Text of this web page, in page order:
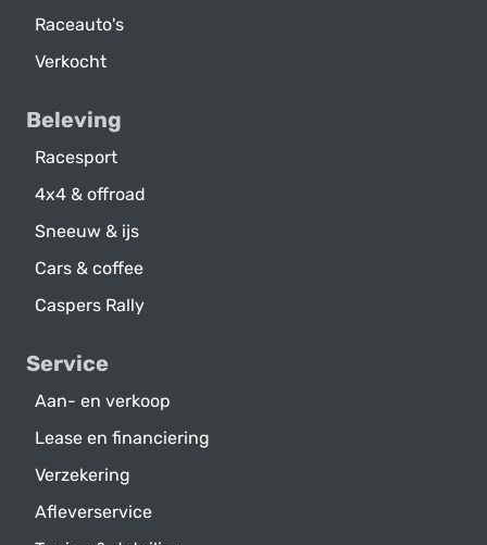
Raceauto's
Verkocht
Beleving
Racesport
4x4 & offroad
Sneeuw & ijs
Cars & coffee
Caspers Rally
Service
Aan- en verkoop
Lease en financiering
Verzekering
Afleverservice